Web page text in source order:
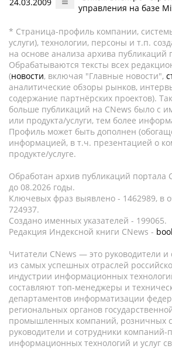
управления на базе
* Страница-профиль компании,
услуги), технологии, персоны и т.п.
на основе анализа архива публикаций
Обрабатываются тексты всех
(новости, включая "Главные новости",
аналитические обзоры рынков,
содержание партнёрских проектов).
больше публикаций на CNews было с
или продукта/услуги, тем более
Профиль может быть дополнен
информацией, в т.ч. презентацией о
продукте/услуге.
Обработан архив публикаций портала
до 08.2026 годы.
Ключевых фраз выявлено - 1462989, в
724937.
Создано именных указателей - 199065.
Редакция Индексной книги CNews -
Читатели CNews — это руководители и
из самых успешных отраслей
индустрии информационных
составляют топ-менеджеры и
департаментов информатизации
региональных органов
промышленных компаний, розничных
руководители и сотрудники компаний-
информационных технологий и услуг